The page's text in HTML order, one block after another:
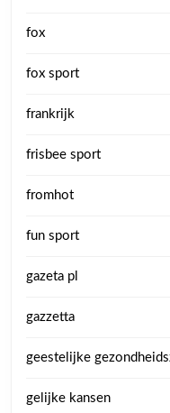
fox
fox sport
frankrijk
frisbee sport
fromhot
fun sport
gazeta pl
gazzetta
geestelijke
gelijke kansen